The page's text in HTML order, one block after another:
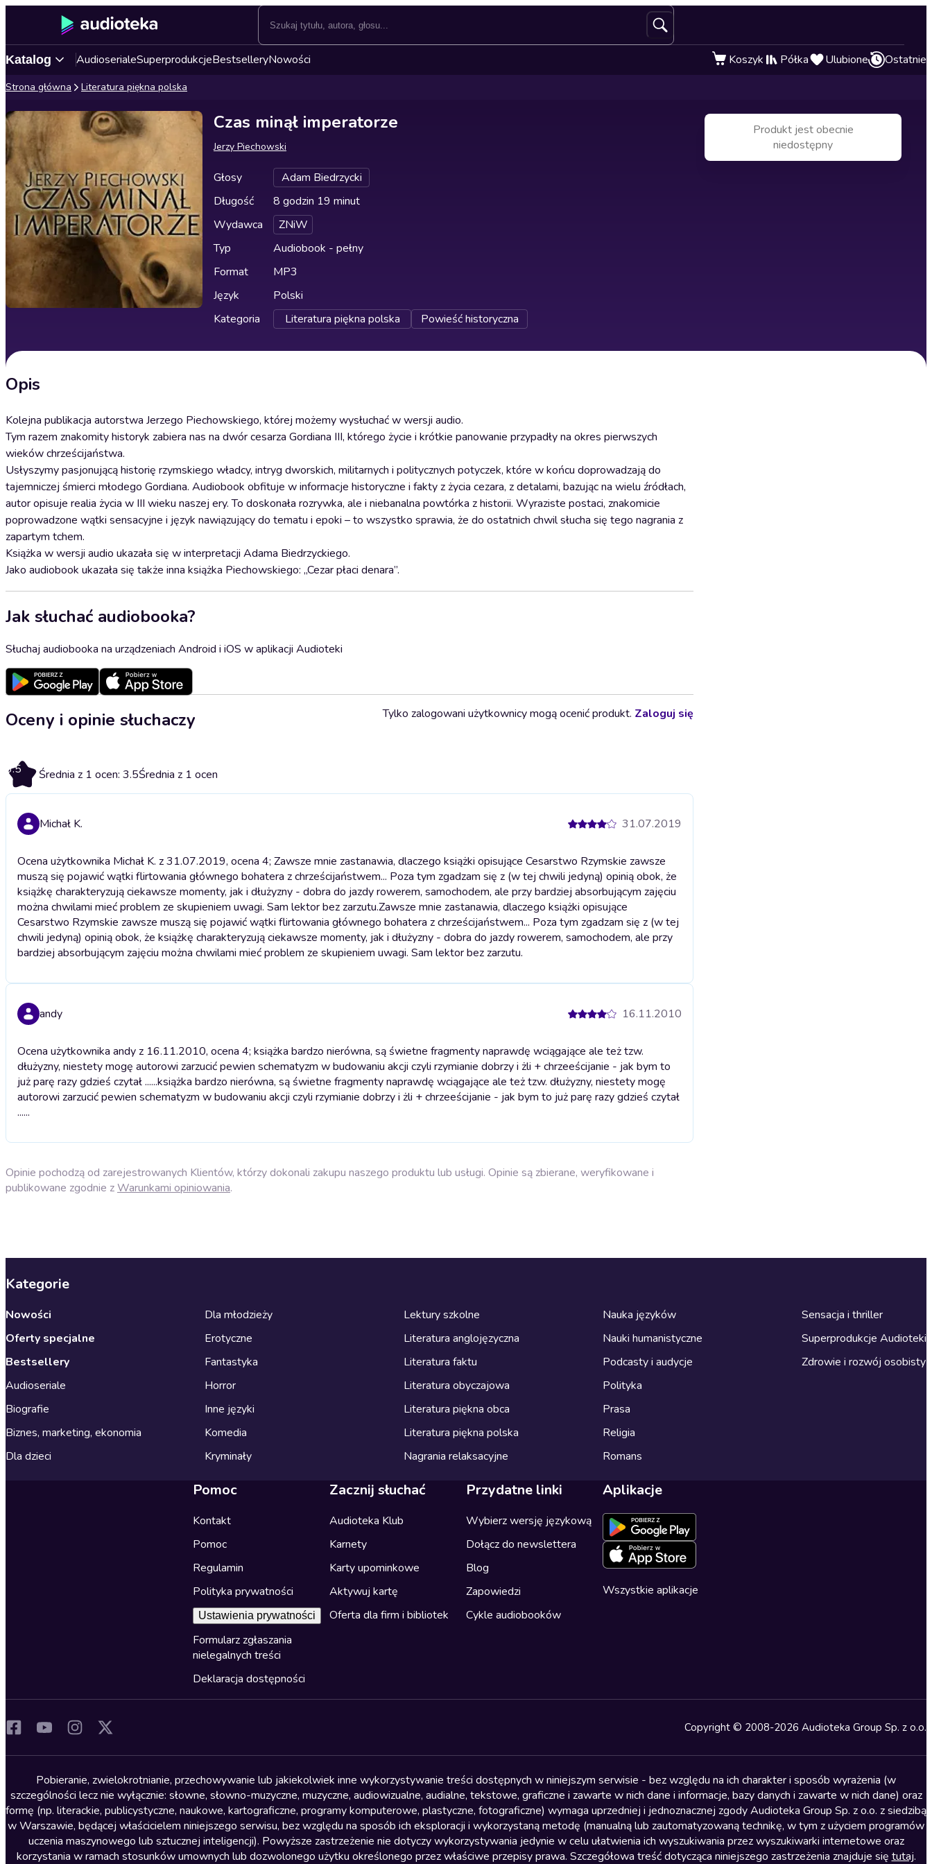
Katalog AudioserialeSuperprodukcjeBestselleryNowości Koszyk Półka Ulubione Ostatnie
Strona główna Literatura piękna polska
Czas minął imperatorze
Jerzy Piechowski
Głosy
Adam Biedrzycki
Długość
8 godzin 19 minut
Wydawca
ZNiW
Typ
Audiobook - pełny
Format
MP3
Język
Polski
Kategoria
Literatura piękna polska Powieść historyczna
Opis
Kolejna publikacja autorstwa Jerzego Piechowskiego, której możemy wysłuchać w wersji audio.
Tym razem znakomity historyk zabiera nas na dwór cesarza Gordiana III, którego życie i krótkie panowanie przypadły na okres pierwszych
wieków chrześcijaństwa.
Usłyszymy pasjonującą historię rzymskiego władcy, intryg dworskich, militarnych i politycznych potyczek, które w końcu doprowadzają do
tajemniczej śmierci młodego Gordiana. Audiobook obfituje w informacje historyczne i fakty z życia cezara, z detalami, bazując na wielu źródłach,
autor opisuje realia życia w III wieku naszej ery. To doskonała rozrywka, ale i niebanalna powtórka z historii. Wyraziste postaci, znakomicie
poprowadzone wątki sensacyjne i język nawiązujący do tematu i epoki – to wszystko sprawia, że do ostatnich chwil słucha się tego nagrania z
zapartym tchem.
Książka w wersji audio ukazała się w interpretacji Adama Biedrzyckiego.
Jako audiobook ukazała się także inna książka Piechowskiego: „Cezar płaci denara”.
Jak słuchać audiobooka?
Słuchaj audiobooka na urządzeniach Android i iOS w aplikacji Audioteki
Oceny i opinie słuchaczy
3.5 Średnia z 1 ocen: 3.5Średnia z 1 ocen
Tylko zalogowani użytkownicy mogą ocenić produkt. Zaloguj się
Michał K. 31.07.2019
Ocena użytkownika Michał K. z 31.07.2019, ocena 4; Zawsze mnie zastanawia, dlaczego książki opisujące Cesarstwo Rzymskie zawsze
muszą się pojawić wątki flirtowania głównego bohatera z chrześcijaństwem... Poza tym zgadzam się z (w tej chwili jedyną) opinią obok, że
książkę charakteryzują ciekawsze momenty, jak i dłużyzny - dobra do jazdy rowerem, samochodem, ale przy bardziej absorbującym zajęciu
można chwilami mieć problem ze skupieniem uwagi. Sam lektor bez zarzutu.Zawsze mnie zastanawia, dlaczego książki opisujące
Cesarstwo Rzymskie zawsze muszą się pojawić wątki flirtowania głównego bohatera z chrześcijaństwem... Poza tym zgadzam się z (w tej
chwili jedyną) opinią obok, że książkę charakteryzują ciekawsze momenty, jak i dłużyzny - dobra do jazdy rowerem, samochodem, ale przy
bardziej absorbującym zajęciu można chwilami mieć problem ze skupieniem uwagi. Sam lektor bez zarzutu.
andy 16.11.2010
Ocena użytkownika andy z 16.11.2010, ocena 4; książka bardzo nierówna, są świetne fragmenty naprawdę wciągające ale też tzw.
dłużyzny, niestety mogę autorowi zarzucić pewien schematyzm w budowaniu akcji czyli rzymianie dobrzy i żli + chrzeeścijanie - jak bym to
już parę razy gdzieś czytał ......książka bardzo nierówna, są świetne fragmenty naprawdę wciągające ale też tzw. dłużyzny, niestety mogę
autorowi zarzucić pewien schematyzm w budowaniu akcji czyli rzymianie dobrzy i żli + chrzeeścijanie - jak bym to już parę razy gdzieś czytał
......
Opinie pochodzą od zarejestrowanych Klientów, którzy dokonali zakupu naszego produktu lub usługi. Opinie są zbierane, weryfikowane i
publikowane zgodnie zWarunkami opiniowania.
Produkt jest obecnie
niedostępny
Kategorie
Nowości
Oferty specjalne
Bestsellery
Audioseriale
Biografie
Biznes, marketing, ekonomia
Dla dzieci
Dla młodzieży
Erotyczne
Fantastyka
Horror
Inne języki
Komedia
Kryminały
Lektury szkolne
Literatura anglojęzyczna
Literatura faktu
Literatura obyczajowa
Literatura piękna obca
Literatura piękna polska
Nagrania relaksacyjne
Nauka języków
Nauki humanistyczne
Podcasty i audycje
Polityka
Prasa
Religia
Romans
Sensacja i thriller
Superprodukcje Audioteki
Zdrowie i rozwój osobisty
Pomoc
Kontakt
Pomoc
Regulamin
Polityka prywatności
Ustawienia prywatności
Formularz zgłaszania
nielegalnych treści
Deklaracja dostępności
Zacznij słuchać
Audioteka Klub
Karnety
Karty upominkowe
Aktywuj kartę
Oferta dla firm i bibliotek
Przydatne linki
Wybierz wersję językową
Dołącz do newslettera
Blog
Zapowiedzi
Cykle audiobooków
Aplikacje
Wszystkie aplikacje
Copyright © 2008-2026 Audioteka Group Sp. z o.o.
Pobieranie, zwielokrotnianie, przechowywanie lub jakiekolwiek inne wykorzystywanie treści dostępnych w niniejszym serwisie - bez względu na ich charakter i sposób wyrażenia (w
szczególności lecz nie wyłącznie: słowne, słowno-muzyczne, muzyczne, audiowizualne, audialne, tekstowe, graficzne i zawarte w nich dane i informacje, bazy danych i zawarte w nich dane) oraz
formę (np. literackie, publicystyczne, naukowe, kartograficzne, programy komputerowe, plastyczne, fotograficzne) wymaga uprzedniej i jednoznacznej zgody Audioteka Group Sp. z o.o. z siedzibą
w Warszawie, będącej właścicielem niniejszego serwisu, bez względu na sposób ich eksploracji i wykorzystaną metodę (manualną lub zautomatyzowaną technikę, w tym z użyciem programów
uczenia maszynowego lub sztucznej inteligencji). Powyższe zastrzeżenie nie dotyczy wykorzystywania jedynie w celu ułatwienia ich wyszukiwania przez wyszukiwarki internetowe oraz
korzystania w ramach stosunków umownych lub dozwolonego użytku określonego przez właściwe przepisy prawa. Szczegółowa treść dotycząca niniejszego zastrzeżenia znajduje się tutaj.